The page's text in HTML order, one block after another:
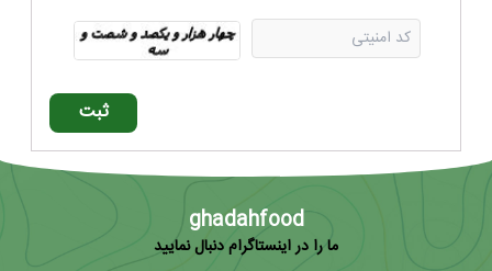
ثبت
ghadahfood
ما را در اینستاگرام دنبال نمایید